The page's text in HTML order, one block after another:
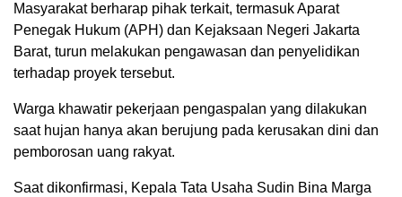
Masyarakat berharap pihak terkait, termasuk Aparat
Penegak Hukum (APH) dan Kejaksaan Negeri Jakarta
Barat, turun melakukan pengawasan dan penyelidikan
terhadap proyek tersebut.
Warga khawatir pekerjaan pengaspalan yang dilakukan
saat hujan hanya akan berujung pada kerusakan dini dan
pemborosan uang rakyat.
Saat dikonfirmasi, Kepala Tata Usaha Sudin Bina Marga